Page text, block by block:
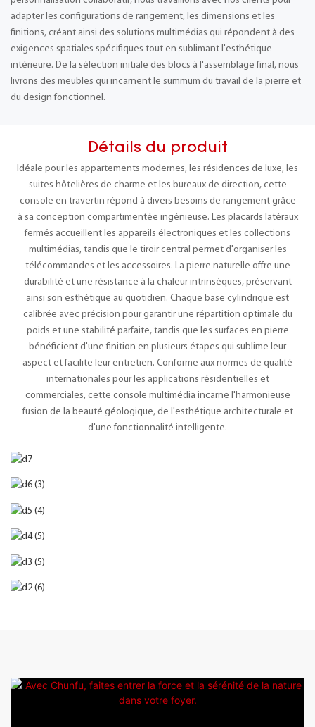
adapter les configurations de rangement, les dimensions et les
finitions, créant ainsi des solutions multimédias qui répondent à des
exigences spatiales spécifiques tout en sublimant l'esthétique
intérieure. De la sélection initiale des blocs à l'assemblage final, nous
livrons des meubles qui incarnent le summum du travail de la pierre et
du design fonctionnel.
Détails du produit
Idéale pour les appartements modernes, les résidences de luxe, les
suites hôtelières de charme et les bureaux de direction, cette
console en travertin répond à divers besoins de rangement grâce
à sa conception compartimentée ingénieuse. Les placards latéraux
fermés accueillent les appareils électroniques et les collections
multimédias, tandis que le tiroir central permet d'organiser les
télécommandes et les accessoires. La pierre naturelle offre une
durabilité et une résistance à la chaleur intrinsèques, préservant
ainsi son esthétique au quotidien. Chaque base cylindrique est
calibrée avec précision pour garantir une répartition optimale du
poids et une stabilité parfaite, tandis que les surfaces en pierre
bénéficient d'une finition en plusieurs étapes qui sublime leur
aspect et facilite leur entretien. Conforme aux normes de qualité
internationales pour les applications résidentielles et
commerciales, cette console multimédia incarne l'harmonieuse
fusion de la beauté géologique, de l'esthétique architecturale et
d'une fonctionnalité intelligente.